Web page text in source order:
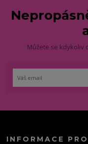
Můžete se kdykoliv
INFORMACE